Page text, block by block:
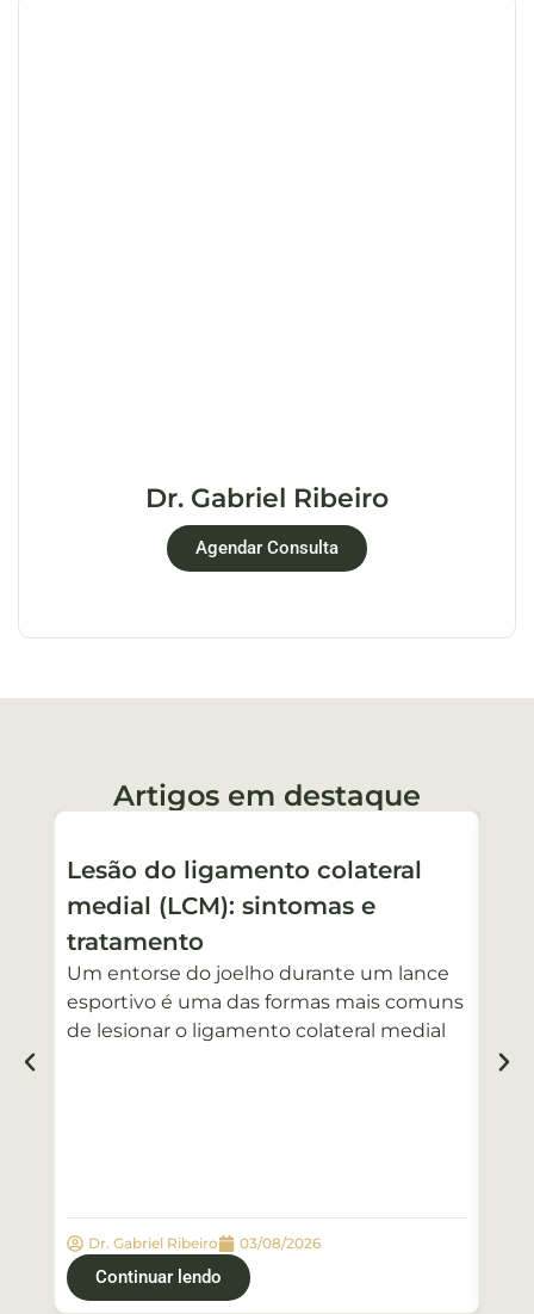
Dr. Gabriel Ribeiro
Agendar Consulta
Artigos em destaque
Lesão do ligamento colateral
medial (LCM): sintomas e
tratamento
Um entorse do joelho durante um lance
esportivo é uma das formas mais comuns
de lesionar o ligamento colateral medial
Dr. Gabriel Ribeiro 03/08/2026
Continuar lendo